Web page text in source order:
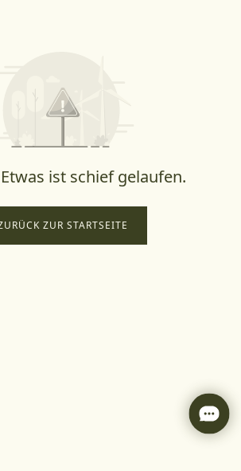
ist schief gelaufen.
ZUR STARTSEITE